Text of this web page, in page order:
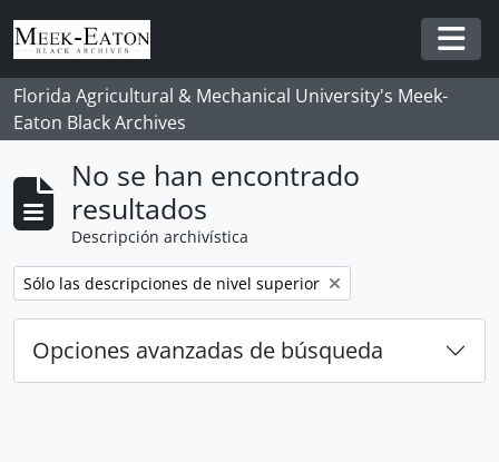
Skip to main content
Florida Agricultural & Mechanical University's Meek-
Eaton Black Archives
No se han encontrado
resultados
Descripción archivística
Remove filter:
Sólo las descripciones de nivel superior
Opciones avanzadas de búsqueda